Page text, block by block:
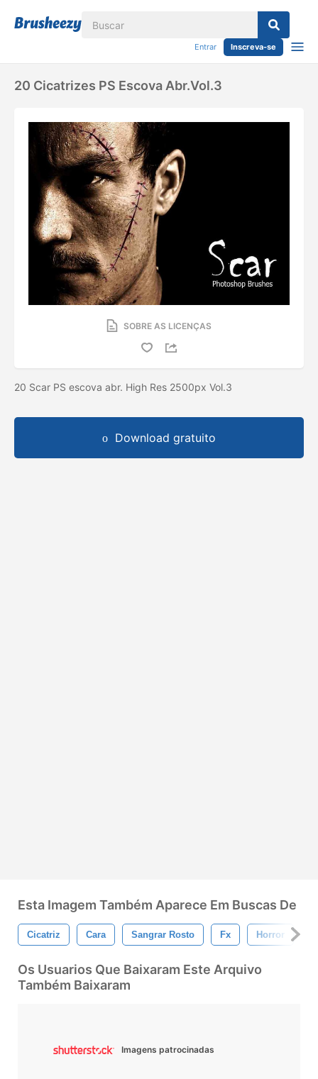
Entrar Inscreva-se
20 Cicatrizes PS Escova Abr.Vol.3
SOBRE AS LICENÇAS
20 Scar PS escova abr. High Res 2500px Vol.3
Download gratuito
Esta Imagem Também Aparece Em Buscas De
Cicatriz Cara Sangrar Rosto Fx Horror
Os Usuarios Que Baixaram Este Arquivo
Também Baixaram
Imagens patrocinadas